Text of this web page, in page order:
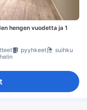
hengen vuodetta ja 1
pyyhkeet
suihku